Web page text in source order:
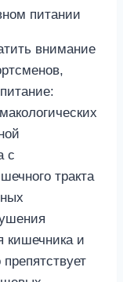
питании
внимание
с
тракта
кишечника и